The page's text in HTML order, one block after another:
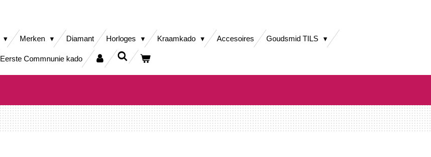
Merken Diamant Horloges Kraamkado Accesoires Goudsmid TILS
Eerste Commnunie kado